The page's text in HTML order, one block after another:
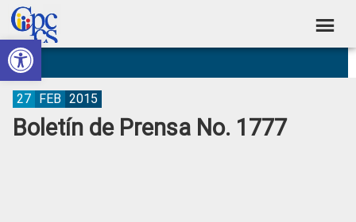
Abrir barra de herramientas
Skip
to
primary
navigation
Skip
to
main
content
Skip
to
primary
sidebar
Skip
to
footer
Consejo
de
Participación
Ciudadana
Construyendo
Poder
Ciudadano
Boletín de Prensa No. 1777
27 FEB 2015